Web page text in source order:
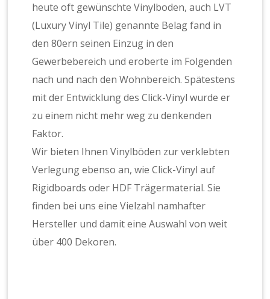
heute oft gewünschte Vinylboden, auch LVT
(Luxury Vinyl Tile) genannte Belag fand in
den 80ern seinen Einzug in den
Gewerbebereich und eroberte im Folgenden
nach und nach den Wohnbereich. Spätestens
mit der Entwicklung des Click-Vinyl wurde er
zu einem nicht mehr weg zu denkenden
Faktor.
Wir bieten Ihnen Vinylböden zur verklebten
Verlegung ebenso an, wie Click-Vinyl auf
Rigidboards oder HDF Trägermaterial. Sie
finden bei uns eine Vielzahl namhafter
Hersteller und damit eine Auswahl von weit
über 400 Dekoren.